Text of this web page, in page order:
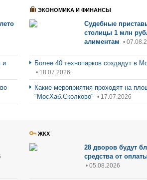
и
ЭКОНОМИКА И ФИНАНСЫ
Судебные
столицы 1 млн
алиментам •
Более 40 технопарков создадут в
• 18.07.2026
Какие мероприятия проходят на
"МосХаб.Сколково" • 17.07.2026
ЖКХ
28 дворов будут
средства от
• 05.08.2026